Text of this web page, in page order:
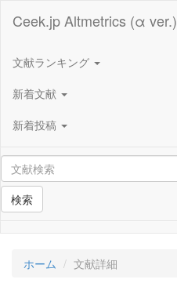
Ceek.jp Altmetrics (α ver.)
文献ランキング
新着文献
新着投稿
検索
ホーム 文献詳細